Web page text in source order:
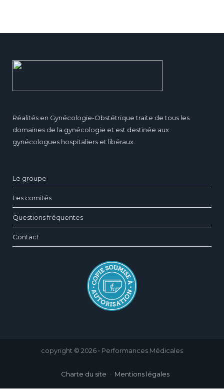
Réalités en Gynécologie-Obstétrique traite de tous les
domaines de la gynécologie et est destinée aux
gynécologues hospitaliers et libéraux.
Le groupe
Les comités
Questions fréquentes
Contact
copyright © 2026 • Performances Médicales
Charte du site Mentions légales